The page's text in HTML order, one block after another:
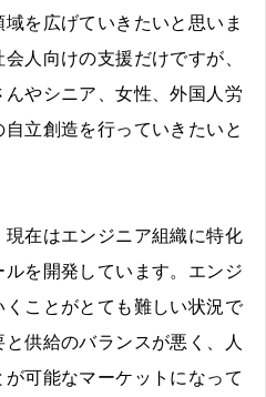
を広げていきたいと思いま
人向けの支援だけですが、
やシニア、女性、外国人労
立創造を行っていきたいと
在はエンジニア組織に特化
を開発しています。エンジ
ことがとても難しい状況で
供給のバランスが悪く、人
可能なマーケットになって